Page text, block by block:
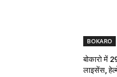
BOKARO
बोकारो में
लाइसेंस,